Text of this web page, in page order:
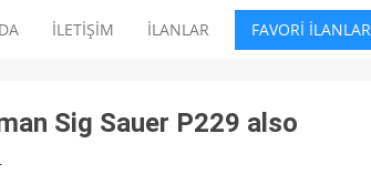
İLETİŞİM İLANLAR FAVORİ İLANLAR
Sig Sauer P229 also